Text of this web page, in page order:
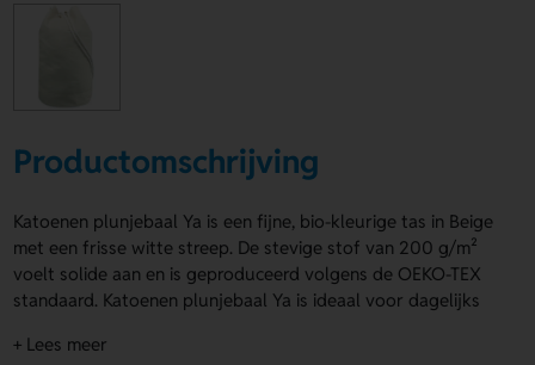
Productomschrijving
Katoenen plunjebaal Ya is een fijne, bio-kleurige tas in Beige
met een frisse witte streep. De stevige stof van 200 g/m²
voelt solide aan en is geproduceerd volgens de OEKO-TEX
standaard. Katoenen plunjebaal Ya is ideaal voor dagelijks
look. Laat hem bedrukken op de Voorzijde of Achterzijde
+ Lees meer